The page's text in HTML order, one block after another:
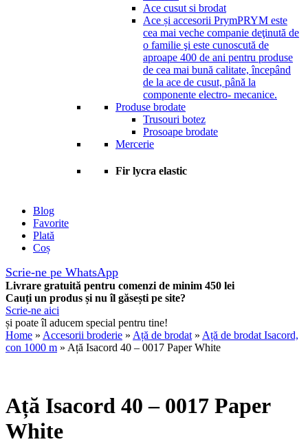
Ace cusut si brodat
Ace și accesorii PrymPRYM este
cea mai veche companie deţinută de
o familie şi este cunoscută de
aproape 400 de ani pentru produse
de cea mai bună calitate, începând
de la ace de cusut, până la
componente electro- mecanice.
Produse brodate
Trusouri botez
Prosoape brodate
Mercerie
Fir lycra elastic
Blog
Favorite
Plată
Coș
Scrie-ne pe WhatsApp
Livrare gratuită pentru comenzi de minim 450 lei
Cauți un produs și nu îl găsești pe site?
Scrie-ne aici
și poate îl aducem special pentru tine!
Home » Accesorii broderie » Ață de brodat » Ață de brodat Isacord,
con 1000 m » Ață Isacord 40 – 0017 Paper White
Ață Isacord 40 – 0017 Paper
White